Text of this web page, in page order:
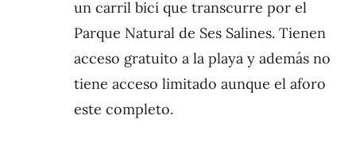
un carril bici que transcurre por el
Parque Natural de Ses Salines. Tienen
acceso gratuito a la playa y además no
tiene acceso limitado aunque el aforo
este completo.